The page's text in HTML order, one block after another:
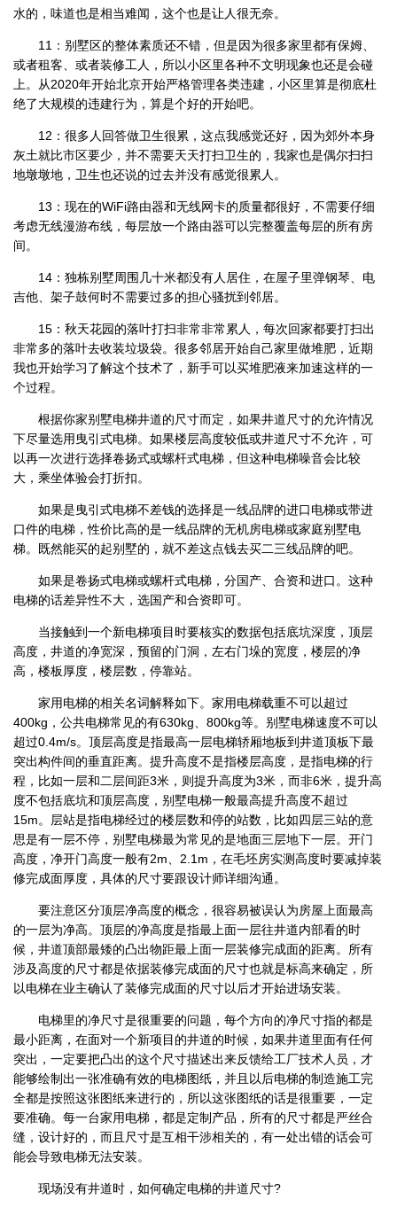
水的，味道也是相当难闻，这个也是让人很无奈。
11：别墅区的整体素质还不错，但是因为很多家里都有保姆、
或者租客、或者装修工人，所以小区里各种不文明现象也还是会碰
上。从2020年开始北京开始严格管理各类违建，小区里算是彻底杜
绝了大规模的违建行为，算是个好的开始吧。
12：很多人回答做卫生很累，这点我感觉还好，因为郊外本身
灰土就比市区要少，并不需要天天打扫卫生的，我家也是偶尔扫扫
地墩墩地，卫生也还说的过去并没有感觉很累人。
13：现在的WiFi路由器和无线网卡的质量都很好，不需要仔细
考虑无线漫游布线，每层放一个路由器可以完整覆盖每层的所有房
间。
14：独栋别墅周围几十米都没有人居住，在屋子里弹钢琴、电
吉他、架子鼓何时不需要过多的担心骚扰到邻居。
15：秋天花园的落叶打扫非常非常累人，每次回家都要打扫出
非常多的落叶去收装垃圾袋。很多邻居开始自己家里做堆肥，近期
我也开始学习了解这个技术了，新手可以买堆肥液来加速这样的一
个过程。
根据你家别墅电梯井道的尺寸而定，如果井道尺寸的允许情况
下尽量选用曳引式电梯。如果楼层高度较低或井道尺寸不允许，可
以再一次进行选择卷扬式或螺杆式电梯，但这种电梯噪音会比较
大，乘坐体验会打折扣。
如果是曳引式电梯不差钱的选择是一线品牌的进口电梯或带进
口件的电梯，性价比高的是一线品牌的无机房电梯或家庭别墅电
梯。既然能买的起别墅的，就不差这点钱去买二三线品牌的吧。
如果是卷扬式电梯或螺杆式电梯，分国产、合资和进口。这种
电梯的话差异性不大，选国产和合资即可。
当接触到一个新电梯项目时要核实的数据包括底坑深度，顶层
高度，井道的净宽深，预留的门洞，左右门垛的宽度，楼层的净
高，楼板厚度，楼层数，停靠站。
家用电梯的相关名词解释如下。家用电梯载重不可以超过
400kg，公共电梯常见的有630kg、800kg等。别墅电梯速度不可以
超过0.4m/s。顶层高度是指最高一层电梯轿厢地板到井道顶板下最
突出构件间的垂直距离。提升高度不是指楼层高度，是指电梯的行
程，比如一层和二层间距3米，则提升高度为3米，而非6米，提升高
度不包括底坑和顶层高度，别墅电梯一般最高提升高度不超过
15m。层站是指电梯经过的楼层数和停的站数，比如四层三站的意
思是有一层不停，别墅电梯最为常见的是地面三层地下一层。开门
高度，净开门高度一般有2m、2.1m，在毛坯房实测高度时要减掉装
修完成面厚度，具体的尺寸要跟设计师详细沟通。
要注意区分顶层净高度的概念，很容易被误认为房屋上面最高
的一层为净高。顶层的净高度是指最上面一层往井道内部看的时
候，井道顶部最矮的凸出物距最上面一层装修完成面的距离。所有
涉及高度的尺寸都是依据装修完成面的尺寸也就是标高来确定，所
以电梯在业主确认了装修完成面的尺寸以后才开始进场安装。
电梯里的净尺寸是很重要的问题，每个方向的净尺寸指的都是
最小距离，在面对一个新项目的井道的时候，如果井道里面有任何
突出，一定要把凸出的这个尺寸描述出来反馈给工厂技术人员，才
能够绘制出一张准确有效的电梯图纸，并且以后电梯的制造施工完
全都是按照这张图纸来进行的，所以这张图纸的话是很重要，一定
要准确。每一台家用电梯，都是定制产品，所有的尺寸都是严丝合
缝，设计好的，而且尺寸是互相干涉相关的，有一处出错的话会可
能会导致电梯无法安装。
现场没有井道时，如何确定电梯的井道尺寸?